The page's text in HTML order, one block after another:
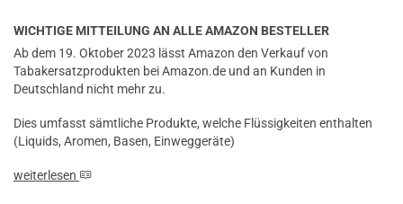
WICHTIGE MITTEILUNG AN ALLE AMAZON BESTELLER
Ab dem 19. Oktober 2023 lässt Amazon den Verkauf von
Tabakersatzprodukten bei Amazon.de und an Kunden in
Deutschland nicht mehr zu.
Dies umfasst sämtliche Produkte, welche Flüssigkeiten enthalten
(Liquids, Aromen, Basen, Einweggeräte)
weiterlesen